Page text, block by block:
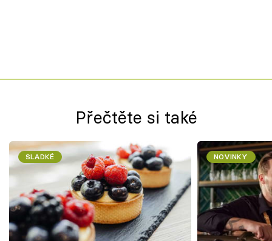
Přečtěte si také
SLADKÉ NOVINKY